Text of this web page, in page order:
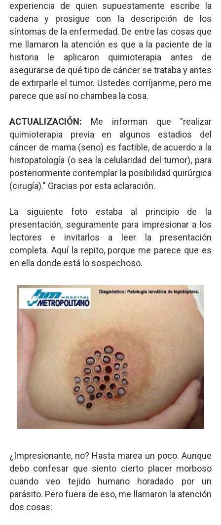
experiencia de quien supuestamente escribe la
cadena y prosigue con la descripción de los
síntomas de la enfermedad. De entre las cosas que
me llamaron la atención es que a la paciente de la
historia le aplicaron quimioterapia antes de
asegurarse de qué tipo de cáncer se trataba y antes
de extirparle el tumor. Ustedes corríjanme, pero me
parece que así no chambea la cosa.
ACTUALIZACIÓN: Me informan que "realizar
quimioterapia previa en algunos estadios del
cáncer de mama (seno) es factible, de acuerdo a la
histopatología (o sea la celularidad del tumor), para
posteriormente contemplar la posibilidad quirúrgica
(cirugía)." Gracias por esta aclaración.
La siguiente foto estaba al principio de la
presentación, seguramente para impresionar a los
lectores e invitarlos a leer la presentación
completa. Aquí la repito, porque me parece que es
en ella donde está lo sospechoso.
¿Impresionante, no? Hasta marea un poco. Aunque
debo confesar que siento cierto placer morboso
cuando veo tejido humano horadado por un
parásito. Pero fuera de eso, me llamaron la atención
dos cosas: